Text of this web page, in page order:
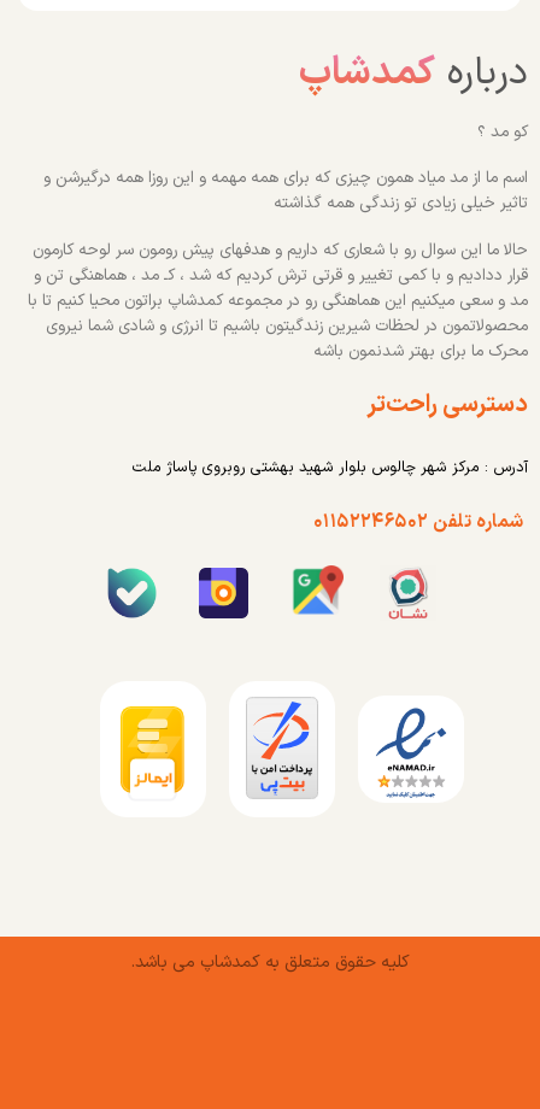
درباره کمدشاپ
کو مد ؟
اسم ما از مد میاد همون چیزی که برای همه مهمه و این روزا همه درگیرشن و
تاثیر خیلی زیادی تو زندگی همه گذاشته
حالا ما این سوال رو با شعاری که داریم و هدفهای پیش رومون سر لوحه کارمون
قرار ددادیم و با کمی تغییر و قرتی ترش کردیم که شد ، کـ مد ، هماهنگی تن و
مد و سعی میکنیم این هماهنگی رو در مجموعه کمدشاپ براتون محیا کنیم تا با
محصولاتمون در لحظات شیرین زندگیتون باشیم تا انرژی و شادی شما نیروی
محرک ما برای بهتر شدنمون باشه
دسترسی راحت‌تر
آدرس : مرکز شهر چالوس بلوار شهید بهشتی روبروی پاساژ ملت
شماره تلفن ۰۱۱۵۲۲۴۶۵۰۲
کلیه حقوق متعلق به کمدشاپ می باشد.